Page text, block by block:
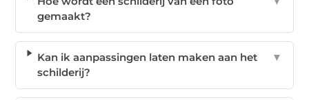
gemaakt?
Kan ik aanpassingen laten maken aan het
schilderij?
▼